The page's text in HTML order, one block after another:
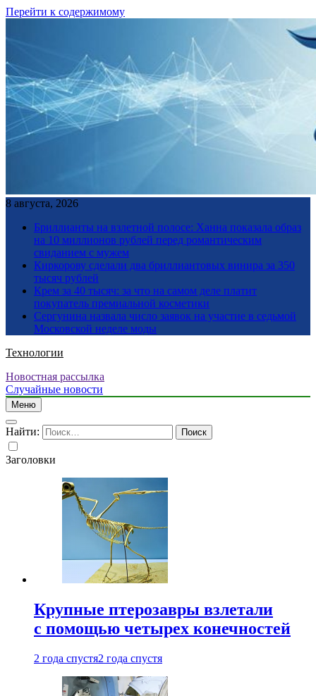
Перейти к содержимому
8 августа, 2026
Бриллианты на взлетной полосе: Ханна показала образ
на 10 миллионов рублей перед романтическим
свиданием с мужем
Киркорову сделали два бриллиантовых винира за 350
тысяч рублей
Крем за 40 тысяч: за что на самом деле платит
покупатель премиальной косметики
Сергунина назвала число заявок на участие в седьмой
Московской неделе моды
Технологии
Новостная рассылка
Случайные новости
Меню
Найти:
Заголовки
Крупные птерозавры взлетали
с помощью четырех конечностей
2 года спустя2 года спустя